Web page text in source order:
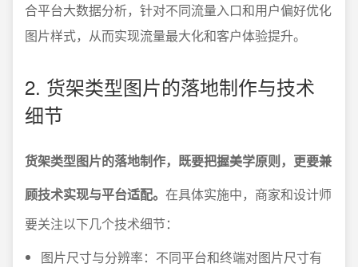
合平台大数据分析，针对不同流量入口和用户偏好优化
图片样式，从而实现流量最大化和客户体验提升。
2. 货架类型图片的落地制作与技术
细节
货架类型图片的落地制作，既要把握美学原则，更要兼
顾技术实现与平台适配。 在具体实施中，商家和设计师
要关注以下几个技术细节：
图片尺寸与分辨率：不同平台和终端对图片尺寸有